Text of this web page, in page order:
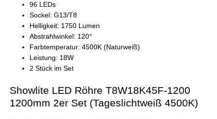
96 LEDs
Sockel: G13/T8
Helligkeit: 1750 Lumen
Abstrahlwinkel: 120°
Farbtemperatur: 4500K (Naturweiß)
Leistung: 18W
2 Stück im Set
Showlite LED Röhre T8W18K45F-1200
1200mm 2er Set (Tageslichtweiß 4500K)